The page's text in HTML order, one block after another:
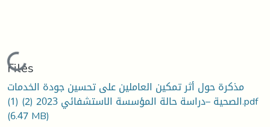
Loading...
Files
مذكرة حول أثر تمكين العاملين على تحسين جودة الخدمات
الصحية –دراسة حالة المؤسسة الاستشفائي 2023 (2) (1).pdf
(6.47 MB)